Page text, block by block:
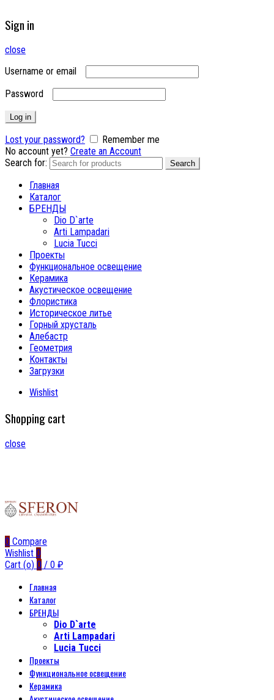
Sign in
close
Username or email
Password
Log in
Lost your password?
Remember me
No account yet? Create an Account
Search for:
Search
Главная
Каталог
БРЕНДЫ
Dio D`arte
Arti Lampadari
Lucia Tucci
Проекты
Функциональное освещение
Керамика
Акустическое освещение
Флористика
Историческое литье
Горный хрусталь
Алебастр
Геометрия
Контакты
Загрузки
Wishlist
Shopping cart
close
0 Compare
Wishlist 0
Cart (o) 0 / 0 ₽
Главная
Каталог
БРЕНДЫ
Dio D`arte
Arti Lampadari
Lucia Tucci
Проекты
Функциональное освещение
Керамика